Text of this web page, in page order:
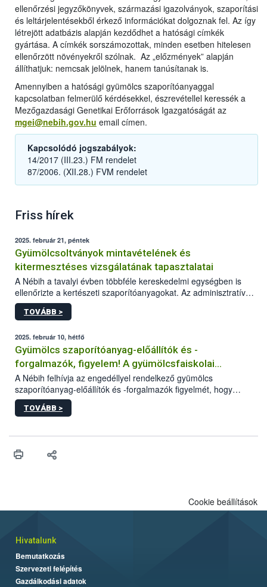
ellenőrzési jegyzőkönyvek, származási igazolványok, szaporítási
és leltárjelentésekből érkező információkat dolgoznak fel. Az így
létrejött adatbázis alapján kezdődhet a hatósági címkék
gyártása. A címkék sorszámozottak, minden esetben hitelesen
ellenőrzött növényekről szólnak. Az „előzmények” alapján
állíthatjuk: nemcsak jelölnek, hanem tanúsítanak is.
Amennyiben a hatósági gyümölcs szaporítóanyaggal
kapcsolatban felmerülő kérdésekkel, észrevétellel keressék a
Mezőgazdasági Genetikai Erőforrások Igazgatóságát az
mgei@nebih.gov.hu email címen.
Kapcsolódó jogszabályok:
14/2017 (III.23.) FM rendelet
87/2006. (XII.28.) FVM rendelet
Friss hírek
2025. február 21, péntek
Gyümölcsoltványok mintavételének és
kitermesztéses vizsgálatának tapasztalatai
A Nébih a tavalyi évben többféle kereskedelmi egységben is
ellenőrizte a kertészeti szaporítóanyagokat. Az adminisztratív
szempontú ellenőrzések (származás, jelölés, minőség) mellett a
szakemberek nevelés során is vizsgálták a
célja a szabadföldbe kiültetett oltványok fejlődéséről és
minőségéről való információszerzés volt.
TOVÁBB >
2025. február 10, hétfő
Gyümölcs szaporítóanyag-előállítók és -
forgalmazók, figyelem! A gyümölcsfaiskolai
szemlebejelentő beküldésének határideje: február
28.
A Nébih felhívja az engedéllyel rendelkező gyümölcs
szaporítóanyag-előállítók és -forgalmazók figyelmét, hogy
tevékenységüket (évente) február 28-ig szükséges
bejelenteniük a hivatal honlapján elérhető szemlebejelentő
a beküldést, a természetes személyek választhatják a postait
is ajánlott az űrlapok elektronikus benyújtása.
TOVÁBB >
Cookie beállítások
Hivatalunk
Bemutatkozás
Szervezeti felépítés
Gazdálkodási adatok